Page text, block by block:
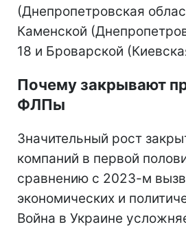
(Днепропетровская
Каменской
18 и Броварской
Почему закрывают
ФЛПы
Значительный рост
компаний в первой
сравнению с 2023-м
экономических и
Война в Украине